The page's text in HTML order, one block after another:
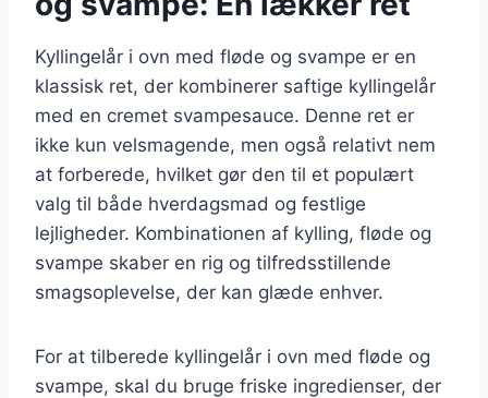
Kyllingelår i ovn med fløde og svampe er en
klassisk ret, der kombinerer saftige kyllingelår
med en cremet svampesauce. Denne ret er
ikke kun velsmagende, men også relativt nem
at forberede, hvilket gør den til et populært
valg til både hverdagsmad og festlige
lejligheder. Kombinationen af kylling, fløde og
svampe skaber en rig og tilfredsstillende
smagsoplevelse, der kan glæde enhver.
For at tilberede kyllingelår i ovn med fløde og
svampe, skal du bruge friske ingredienser, der